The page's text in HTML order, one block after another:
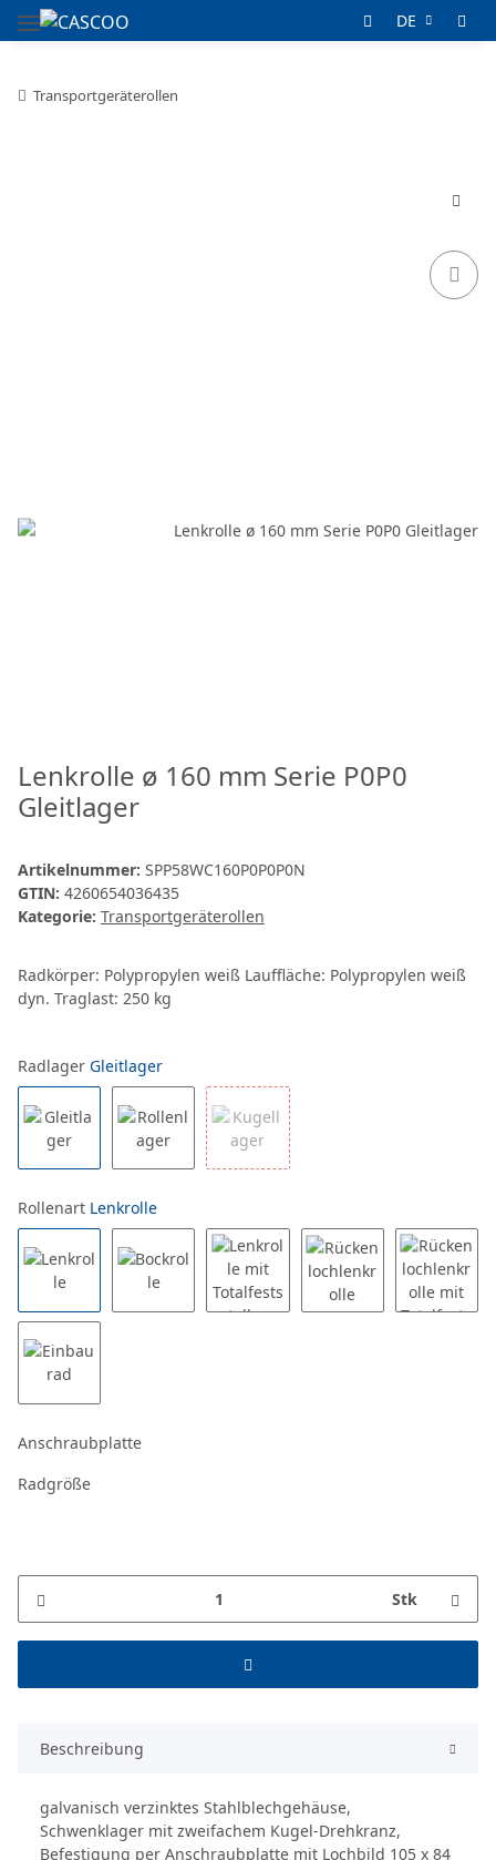
DE
Transportgeräterollen
Lenkrolle ø 160 mm Serie P0P0
Gleitlager
Artikelnummer: SPP58WC160P0P0P0N
GTIN: 4260654036435
Kategorie: Transportgeräterollen
Radkörper: Polypropylen weiß Lauffläche: Polypropylen weiß
dyn. Traglast: 250 kg
Radlager Gleitlager
Rollenart Lenkrolle
Anschraubplatte
Radgröße
Stk
Beschreibung
galvanisch verzinktes Stahlblechgehäuse,
Schwenklager mit zweifachem Kugel-Drehkranz,
Befestigung per Anschraubplatte mit Lochbild 105 x 84